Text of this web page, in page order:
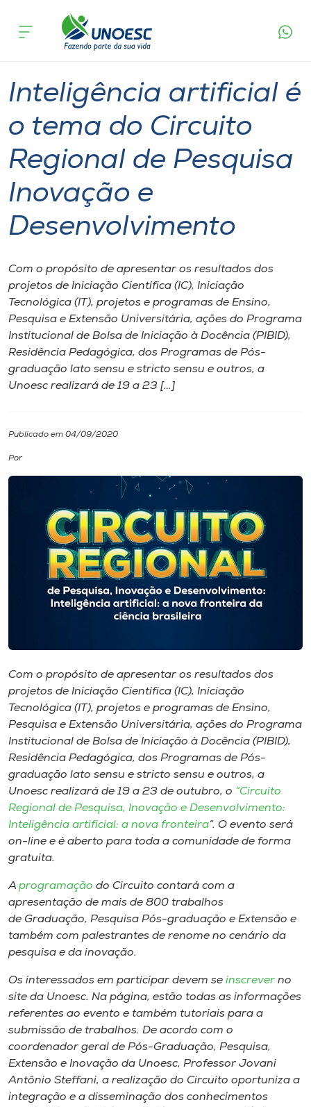
Cursos
Pesquisa
Atendimento ao Estudante
Portal de Ensino
Internacionalização
I.nova
Diplomados
Biblioteca
Editora
Unoesc
Store
Selecione
A+
A-
acontece
Desenvolvimento
Inteligência artificial é
o tema do Circuito
Regional de Pesquisa
Inovação e
Desenvolvimento
Com o propósito de apresentar os resultados dos
projetos de Iniciação Científica (IC), Iniciação
Tecnológica (IT), projetos e programas de Ensino,
Pesquisa e Extensão Universitária, ações do Programa
Institucional de Bolsa de Iniciação à Docência (PIBID),
Residência Pedagógica, dos Programas de Pós-
graduação lato sensu e stricto sensu e outros, a
Unoesc realizará de 19 a 23 […]
Publicado em 04/09/2020
Por
Com o propósito de apresentar os resultados dos
projetos de Iniciação Científica (IC), Iniciação
Tecnológica (IT), projetos e programas de Ensino,
Pesquisa e Extensão Universitária, ações do Programa
Institucional de Bolsa de Iniciação à Docência (PIBID),
Residência Pedagógica, dos Programas de Pós-
graduação lato sensu e stricto sensu e outros, a
Unoesc realizará de 19 a 23 de outubro, o “Circuito
Regional de Pesquisa, Inovação e Desenvolvimento:
Inteligência artificial: a nova fronteira“. O evento será
on-line e é aberto para toda a comunidade de forma
gratuita.
A programação do Circuito contará com a
apresentação de mais de 800 trabalhos
de Graduação, Pesquisa Pós-graduação e Extensão e
também com palestrantes de renome no cenário da
pesquisa e da inovação.
Os interessados em participar devem se inscrever no
site da Unoesc. Na página, estão todas as informações
referentes ao evento e também tutoriais para a
submissão de trabalhos. De acordo com o
coordenador geral de Pós-Graduação, Pesquisa,
Extensão e Inovação da Unoesc, Professor Jovani
Antônio Steffani, a realização do Circuito oportuniza a
integração e a disseminação dos conhecimentos